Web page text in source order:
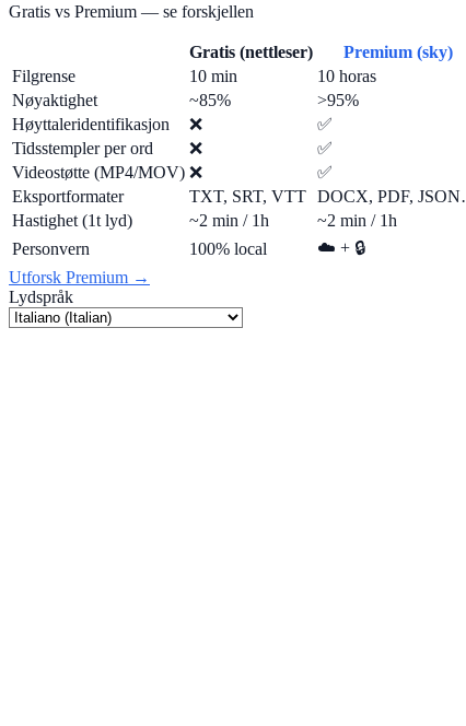
Gratis vs Premium — se forskjellen
Gratis (nettleser)
Premium (sky)
Filgrense
10 min
10 horas
Nøyaktighet
~85%
>95%
Høyttaleridentifikasjon
❌
✅
Tidsstempler per ord
❌
✅
Videostøtte (MP4/MOV) ❌
✅
Eksportformater
TXT, SRT, VTT DOCX, PDF,
Hastighet (1t lyd)
~2 min / 1h
~2 min / 1h
Personvern
100% local
☁️ + 🔒
Utforsk Premium →
Lydspråk